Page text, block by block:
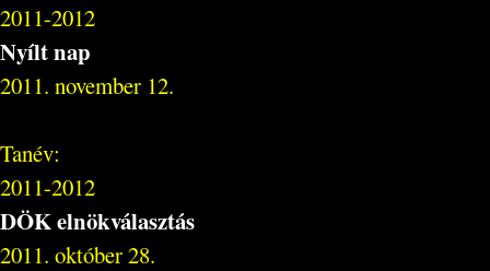
2011-2012
Nyílt nap
2011. november 12.
Tanév:
2011-2012
DÖK elnökválasztás
2011. október 28.